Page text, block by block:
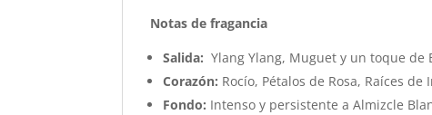
Notas de fragancia
Salida: Ylang Ylang, Muguet y un toque de
Corazón: Rocío, Pétalos de Rosa, Raíces
Fondo: Intenso y persistente a Almizcle